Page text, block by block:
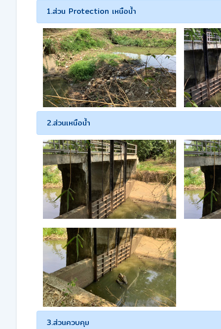
1.ส่วน Protection เหนือน้ำ
2.ส่วนเหนือน้ำ
3.ส่วนควบคุม